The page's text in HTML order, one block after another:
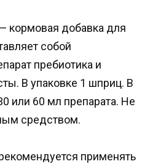
кормовая добавка для
собой
пребиотика и
В упаковке 1 шприц. В
или 60 мл препарата. Не
средством.
применять